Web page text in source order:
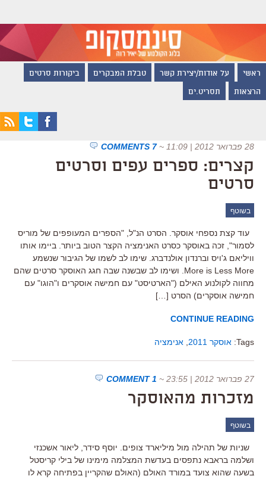
ראשי על אודות/יצירת קשר טבלת המבקרים ביקורות סרטים
הרצאות תסריט.ים
28 פברואר 2012 | 11:09 ~
7 COMMENTS
קצרים: ספרים עפים וסרטים
סרטים
בשוטף
עוד קצת נספחי אוסקר. הסרט הנ"ל, "הספרים המעופפים של מוריס
לסמור", זכה באוסקר כסרט האנימציה הקצר הטוב ביותר. ביימו אותו
וויליאם ג'ויס וברנדון אולנדברג. שימו לב לשמו של הגיבור שנשמע
More is Less More. ושימו לב שבשנה שבה חגג האוסקר סרטים שהם
מחווה לקולנוע האילם ("הארטיסט" עם חמישה אוסקרים ו"הוגו" עם
חמישה אוסקרים) הסרט […]
CONTINUE READING
Tags: אוסקר 2011 אנימציה
27 פברואר 2012 | 23:55 ~
1 COMMENT
מזכרות מהאוסקר
בשוטף
שניות של תהילה מול מיליארד צופים. יוסף סידר, ליאור אשכנזי
ושלמה בראבא נתפסים בעדשת המצלמה מימינו של בילי קריסטל
בשעה שהוא צועד במורד האולם (האולם שהקריין בפתיחה קרא לו